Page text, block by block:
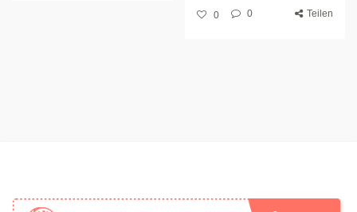
0 0 Teilen